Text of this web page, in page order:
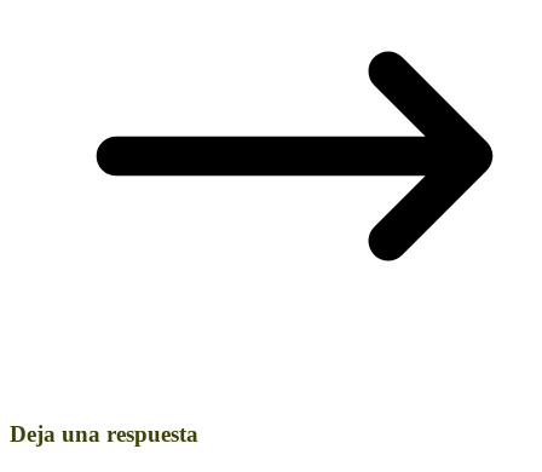
Deja una respuesta